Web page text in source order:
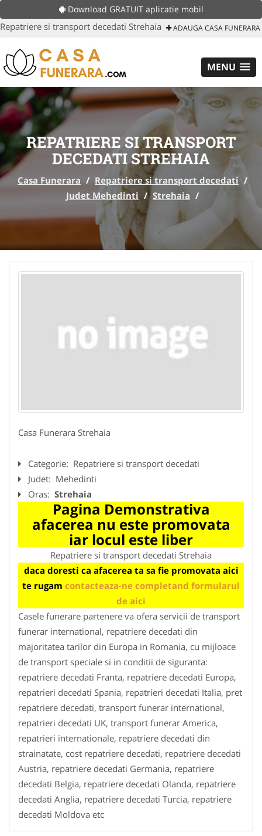
Download GRATUIT aplicatie mobil
Repatriere si transport decedati Strehaia ADAUGA CASA FUNERARA
MENU
REPATRIERE SI TRANSPORT
DECEDATI STREHAIA
Casa Funerara / Repatriere si transport decedati /
Judet Mehedinti / Strehaia /
Casa Funerara Strehaia
Categorie: Repatriere si transport decedati
Judet: Mehedinti
Oras: Strehaia
Pagina Demonstrativa
afacerea nu este promovata
iar locul este liber
Repatriere si transport decedati Strehaia
daca doresti ca afacerea ta sa fie promovata aici
te rugam contacteaza-ne completand formularul
de aici
Casele funerare partenere va ofera servicii de transport
funerar international, repatriere decedati din
majoritatea tarilor din Europa in Romania, cu mijloace
de transport speciale si in conditii de siguranta:
repatriere decedati Franta, repatriere decedati Europa,
repatrieri decedati Spania, repatrieri decedati Italia, pret
repatriere decedati, transport funerar international,
repatrieri decedati UK, transport funerar America,
repatrieri internationale, repatriere decedati din
strainatate, cost repatriere decedati, repatriere decedati
Austria, repatriere decedati Germania, repatriere
decedati Belgia, repatriere decedati Olanda, repatriere
decedati Anglia, repatriere decedati Turcia, repatriere
decedati Moldova etc